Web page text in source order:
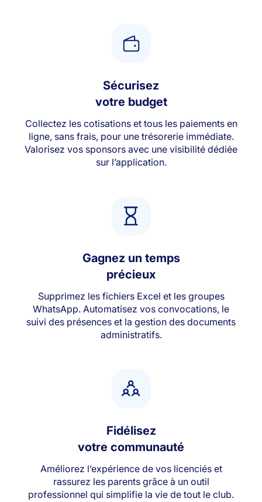
Sécurisez
votre budget
Collectez les cotisations et tous les paiements en
ligne, sans frais, pour une trésorerie immédiate.
Valorisez vos sponsors avec une visibilité dédiée
sur l’application.
Gagnez un temps
précieux
Supprimez les fichiers Excel et les groupes
WhatsApp. Automatisez vos convocations, le
suivi des présences et la gestion des documents
administratifs.
Fidélisez
votre communauté
Améliorez l’expérience de vos licenciés et
rassurez les parents grâce à un outil
professionnel qui simplifie la vie de tout le club.